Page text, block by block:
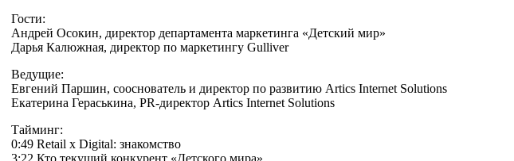
Гости:
Андрей Осокин, директор департамента маркетинга «Детский мир»
Дарья Калюжная, директор по маркетингу Gulliver
Ведущие:
Евгений Паршин, сооснователь и директор по развитию Artics Internet Solutions
Екатерина Гераськина, PR-директор Artics Internet Solutions
Тайминг:
0:49 Retail x Digital: знакомство